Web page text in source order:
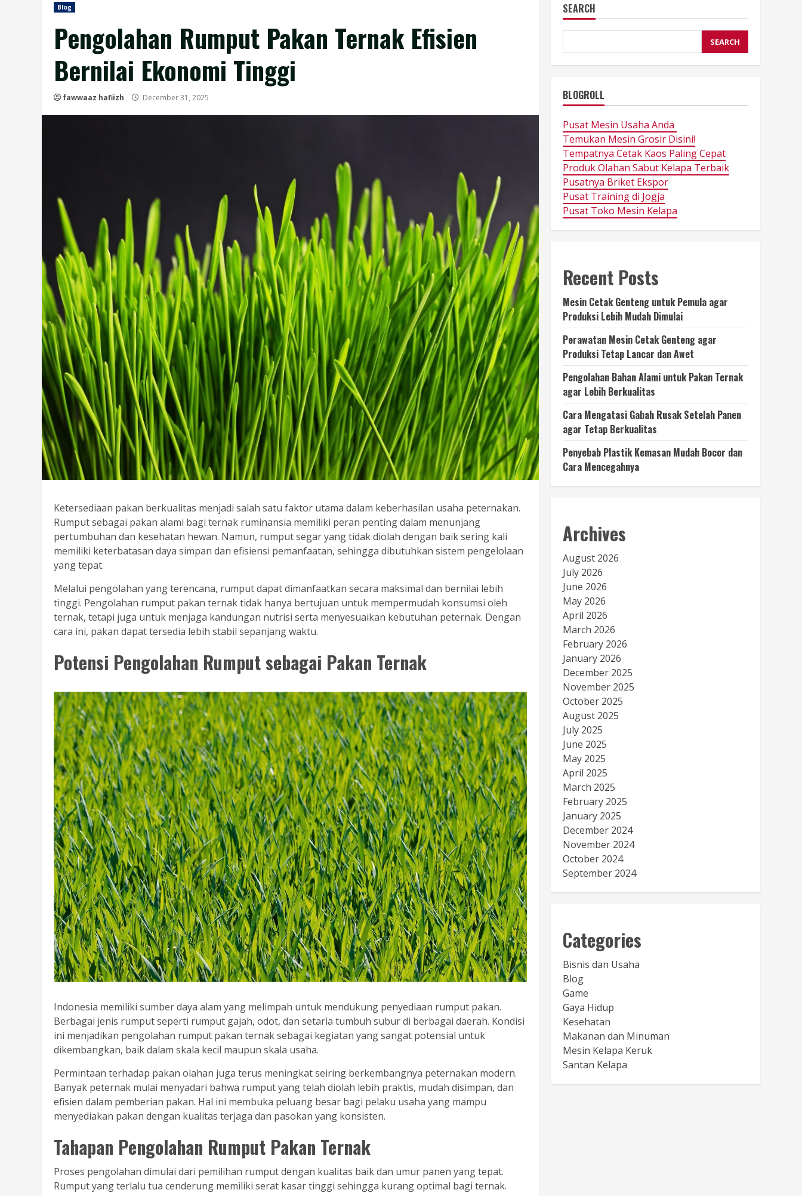
Blog
Pengolahan Rumput Pakan Ternak Efisien
Bernilai Ekonomi Tinggi
fawwaaz hafiizh December 31, 2025
Ketersediaan pakan berkualitas menjadi salah satu faktor utama dalam keberhasilan usaha peternakan.
Rumput sebagai pakan alami bagi ternak ruminansia memiliki peran penting dalam menunjang
pertumbuhan dan kesehatan hewan. Namun, rumput segar yang tidak diolah dengan baik sering kali
memiliki keterbatasan daya simpan dan efisiensi pemanfaatan, sehingga dibutuhkan sistem pengelolaan
yang tepat.
Melalui pengolahan yang terencana, rumput dapat dimanfaatkan secara maksimal dan bernilai lebih
tinggi. Pengolahan rumput pakan ternak tidak hanya bertujuan untuk mempermudah konsumsi oleh
ternak, tetapi juga untuk menjaga kandungan nutrisi serta menyesuaikan kebutuhan peternak. Dengan
cara ini, pakan dapat tersedia lebih stabil sepanjang waktu.
Potensi Pengolahan Rumput sebagai Pakan Ternak
Indonesia memiliki sumber daya alam yang melimpah untuk mendukung penyediaan rumput pakan.
Berbagai jenis rumput seperti rumput gajah, odot, dan setaria tumbuh subur di berbagai daerah. Kondisi
ini menjadikan pengolahan rumput pakan ternak sebagai kegiatan yang sangat potensial untuk
dikembangkan, baik dalam skala kecil maupun skala usaha.
Permintaan terhadap pakan olahan juga terus meningkat seiring berkembangnya peternakan modern.
Banyak peternak mulai menyadari bahwa rumput yang telah diolah lebih praktis, mudah disimpan, dan
efisien dalam pemberian pakan. Hal ini membuka peluang besar bagi pelaku usaha yang mampu
menyediakan pakan dengan kualitas terjaga dan pasokan yang konsisten.
Tahapan Pengolahan Rumput Pakan Ternak
Proses pengolahan dimulai dari pemilihan rumput dengan kualitas baik dan umur panen yang tepat.
Rumput yang terlalu tua cenderung memiliki serat kasar tinggi sehingga kurang optimal bagi ternak.
SEARCH
SEARCH
BLOGROLL
Pusat Mesin Usaha Anda
Temukan Mesin Grosir Disini!
Tempatnya Cetak Kaos Paling Cepat
Produk Olahan Sabut Kelapa Terbaik
Pusatnya Briket Ekspor
Pusat Training di Jogja
Pusat Toko Mesin Kelapa
Recent Posts
Mesin Cetak Genteng untuk Pemula agar
Produksi Lebih Mudah Dimulai
Perawatan Mesin Cetak Genteng agar
Produksi Tetap Lancar dan Awet
Pengolahan Bahan Alami untuk Pakan Ternak
agar Lebih Berkualitas
Cara Mengatasi Gabah Rusak Setelah Panen
agar Tetap Berkualitas
Penyebab Plastik Kemasan Mudah Bocor dan
Cara Mencegahnya
Archives
August 2026
July 2026
June 2026
May 2026
April 2026
March 2026
February 2026
January 2026
December 2025
November 2025
October 2025
August 2025
July 2025
June 2025
May 2025
April 2025
March 2025
February 2025
January 2025
December 2024
November 2024
October 2024
September 2024
Categories
Bisnis dan Usaha
Blog
Game
Gaya Hidup
Kesehatan
Makanan dan Minuman
Mesin Kelapa Keruk
Santan Kelapa